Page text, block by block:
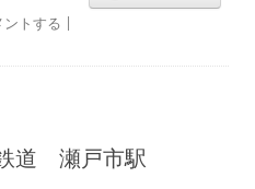
ントする |
道 瀬戸市駅